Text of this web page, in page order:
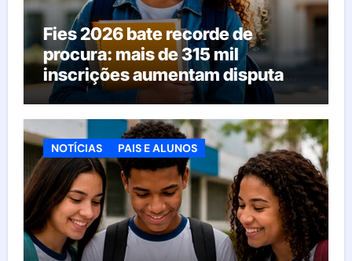
Fies 2026 bate recorde de
procura: mais de 315 mil
inscrições aumentam disputa
pelas vagas; veja o que acontece
agora
NOTÍCIAS PAIS E ALUNOS